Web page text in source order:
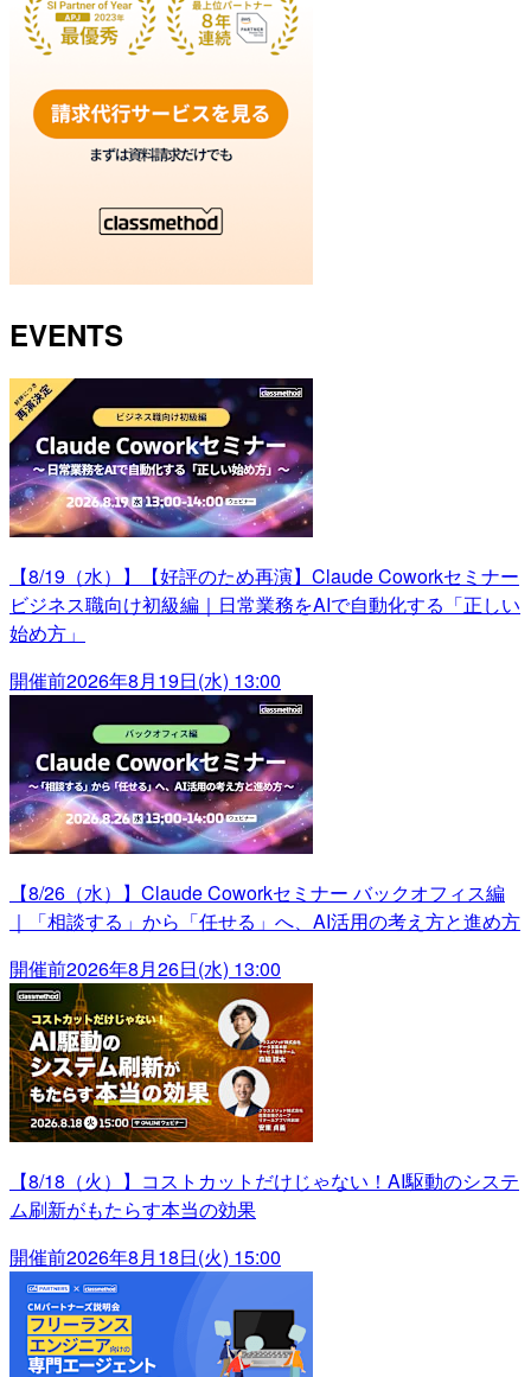
EVENTS
【8/19（水）】【好評のため再演】Claude Coworkセミナー
ビジネス職向け初級編｜日常業務をAIで自動化する「正しい
始め方」
開催前2026年8月19日(水) 13:00
【8/26（水）】Claude Coworkセミナー バックオフィス編
｜「相談する」から「任せる」へ、AI活用の考え方と進め方
開催前2026年8月26日(水) 13:00
【8/18（火）】コストカットだけじゃない！AI駆動のシステ
ム刷新がもたらす本当の効果
開催前2026年8月18日(火) 15:00